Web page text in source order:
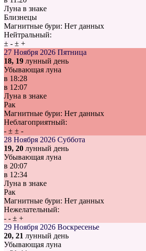
Луна в знаке
Близнецы
Магнитные бури: Нет данных
Нейтральный:
± - ± +
27 Ноября 2026 Пятница
18, 19 лунный день
Убывающая луна
в 18:28
в 12:07
Луна в знаке
Рак
Магнитные бури: Нет данных
Неблагоприятный:
- ± ± -
28 Ноября 2026 Суббота
19, 20 лунный день
Убывающая луна
в 20:07
в 12:34
Луна в знаке
Рак
Магнитные бури: Нет данных
Нежелательный:
- - ± +
29 Ноября 2026 Воскресенье
20, 21 лунный день
Убывающая луна